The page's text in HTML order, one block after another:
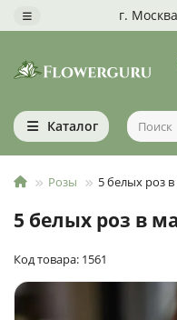
г. Москва
Каталог
Розы 5 белых роз
5 белых роз в
Код товара: 1561